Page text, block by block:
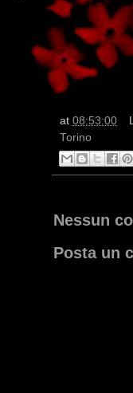
at 08:53:00
Torino
Nessun
Posta un